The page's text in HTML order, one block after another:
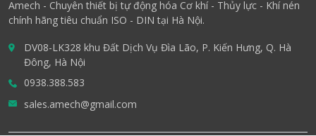
Amech - Chuyên thiết bị tự động hóa Cơ khí - Thủy lực - Khí nén
chính hãng tiêu chuẩn ISO - DIN tại Hà Nội.
DV08-LK328 khu Đất Dịch Vụ Đìa Lão, P. Kiến Hưng, Q. Hà
Đông, Hà Nội
0938.388.583
sales.amech@gmail.com